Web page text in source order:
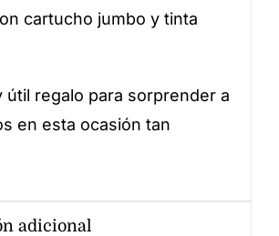
cartucho jumbo y tinta
útil regalo para sorprender a
en esta ocasión tan
adicional